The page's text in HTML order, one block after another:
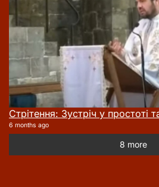
Стрітення: Зустріч у простоті
6 months ago
8 more